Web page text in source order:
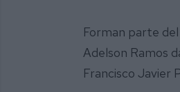
Forman parte
Adelson Ramos
Francisco Javier